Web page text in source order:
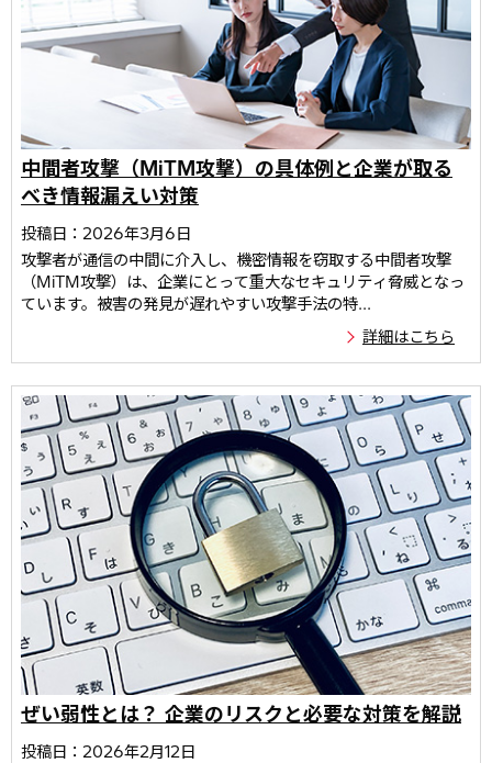
中間者攻撃（MiTM攻撃）の具体例と企業が取る
べき情報漏えい対策
投稿日：2026年3月6日
攻撃者が通信の中間に介入し、機密情報を窃取する中間者攻撃
（MiTM攻撃）は、企業にとって重大なセキュリティ脅威となっ
ています。被害の発見が遅れやすい攻撃手法の特...
詳細はこちら
ぜい弱性とは？ 企業のリスクと必要な対策を解説
投稿日：2026年2月12日